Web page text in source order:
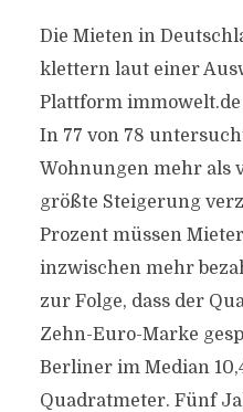
Die Mieten in
klettern laut einer
Plattform
In 77 von 78
Wohnungen mehr als
größte Steigerung
Prozent müssen
inzwischen mehr
zur Folge, dass der
Zehn-Euro-Marke
Berliner im Median
Quadratmeter. Fünf